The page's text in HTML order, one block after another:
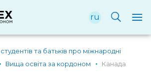
ru
студентів та батьків про міжнародні
Вища освіта за кордоном Канада